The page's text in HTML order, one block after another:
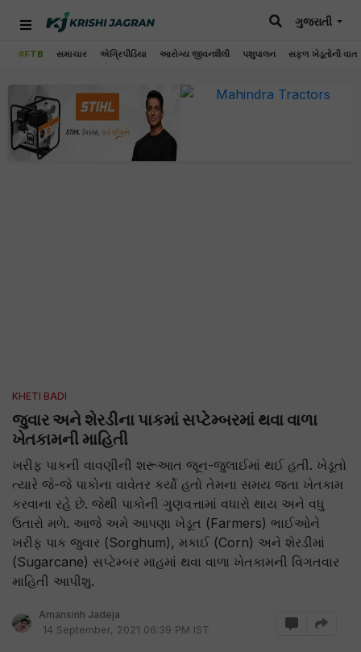
#FTB સમાચાર એગ્રિપીડિયા આરોગ્ય જીવનશૈલી પશુપાલન સફળ ખેડૂતોની વાત
ગુજરાતી
KHETI BADI
જુવાર અને શેરડીના પાકમાં સપ્ટેમ્બરમાં થવા વાળા
ખેતકામની માહિતી
ખરીફ પાકની વાવણીની શરૂઆત જૂન-જુલાઈમાં થઈ હતી. ખેડૂતો
ત્યારે જે-જે પાકોના વાવેતર કર્યો હતો તેમના સમય જતા ખેતકામ
કરવાના રહે છે. જેથી પાકોની ગુણવત્તામાં વધારો થાય અને વધુ
ઉતારો મળે. આજે અમે આપણા ખેડૂત (Farmers) ભાઈઓને
ખરીફ પાક જુવાર (Sorghum), મકાઈ (Corn) અને શેરડીમાં
(Sugarcane) સપ્ટેમ્બર માહમાં થવા વાળા ખેતકામની વિગતવાર
માહિતી આપીશુ.
Amansinh Jadeja
14 September, 2021 06:39 PM IST